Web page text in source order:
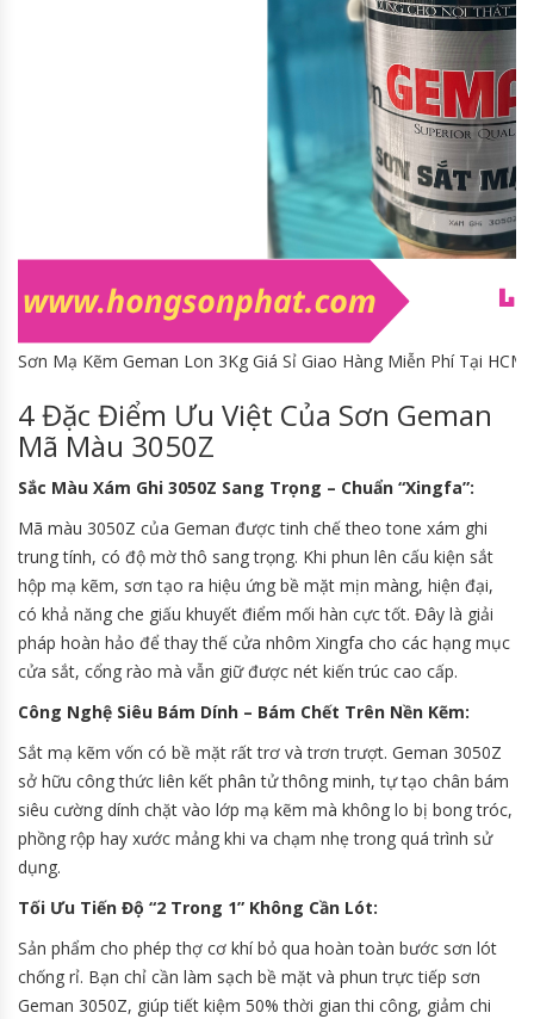
Sơn Mạ Kẽm Geman Lon 3Kg Giá Sỉ Giao Hàng Miễn Phí Tại HCM
4 Đặc Điểm Ưu Việt Của Sơn Geman
Mã Màu 3050Z
Sắc Màu Xám Ghi 3050Z Sang Trọng – Chuẩn “Xingfa”:
Mã màu 3050Z của Geman được tinh chế theo tone xám ghi
trung tính, có độ mờ thô sang trọng. Khi phun lên cấu kiện sắt
hộp mạ kẽm, sơn tạo ra hiệu ứng bề mặt mịn màng, hiện đại,
có khả năng che giấu khuyết điểm mối hàn cực tốt. Đây là giải
pháp hoàn hảo để thay thế cửa nhôm Xingfa cho các hạng mục
cửa sắt, cổng rào mà vẫn giữ được nét kiến trúc cao cấp.
Công Nghệ Siêu Bám Dính – Bám Chết Trên Nền Kẽm:
Sắt mạ kẽm vốn có bề mặt rất trơ và trơn trượt. Geman 3050Z
sở hữu công thức liên kết phân tử thông minh, tự tạo chân bám
siêu cường dính chặt vào lớp mạ kẽm mà không lo bị bong tróc,
phồng rộp hay xước mảng khi va chạm nhẹ trong quá trình sử
dụng.
Tối Ưu Tiến Độ “2 Trong 1” Không Cần Lót:
Sản phẩm cho phép thợ cơ khí bỏ qua hoàn toàn bước sơn lót
chống rỉ. Bạn chỉ cần làm sạch bề mặt và phun trực tiếp sơn
Geman 3050Z, giúp tiết kiệm 50% thời gian thi công, giảm chi